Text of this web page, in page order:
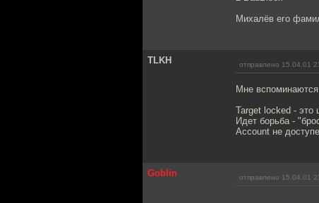
Михалёв его
TLKH отправлено 15.04.01
Мне
Target locked -
Идет борьба -
Account не
Goblin отправлено 15.04.01